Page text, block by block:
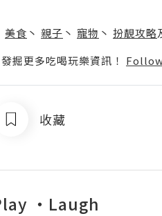
美食 丶 親子 丶 寵物 丶 扮靚攻略
掘更多吃喝玩樂資訊！
收藏
・Laugh